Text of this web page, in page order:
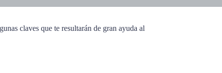
claves que te resultarán de gran ayuda al